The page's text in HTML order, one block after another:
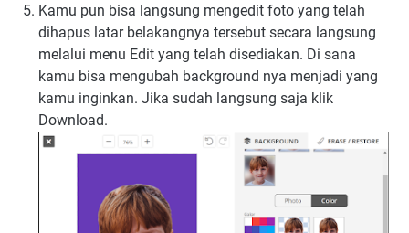
Kamu pun bisa langsung mengedit foto yang telah
dihapus latar belakangnya tersebut secara langsung
melalui menu Edit yang telah disediakan. Di sana
kamu bisa mengubah background nya menjadi yang
kamu inginkan. Jika sudah langsung saja klik
Download.